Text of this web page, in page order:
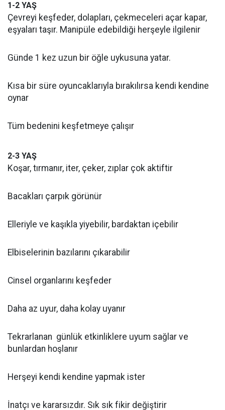
1-2 YAŞ
Çevreyi keşfeder, dolapları, çekmeceleri açar kapar,
eşyaları taşır. Manipüle edebildiği herşeyle ilgilenir
Günde 1 kez uzun bir öğle uykusuna yatar.
Kısa bir süre oyuncaklarıyla bırakılırsa kendi kendine
oynar
Tüm bedenini keşfetmeye çalışır
2-3 YAŞ
Koşar, tırmanır, iter, çeker, zıplar çok aktiftir
Bacakları çarpık görünür
Elleriyle ve kaşıkla yiyebilir, bardaktan içebilir
Elbiselerinin bazılarını çıkarabilir
Cinsel organlarını keşfeder
Daha az uyur, daha kolay uyanır
Tekrarlanan günlük etkinliklere uyum sağlar ve
bunlardan hoşlanır
Herşeyi kendi kendine yapmak ister
İnatçı ve kararsızdır. Sık sık fikir değiştirir